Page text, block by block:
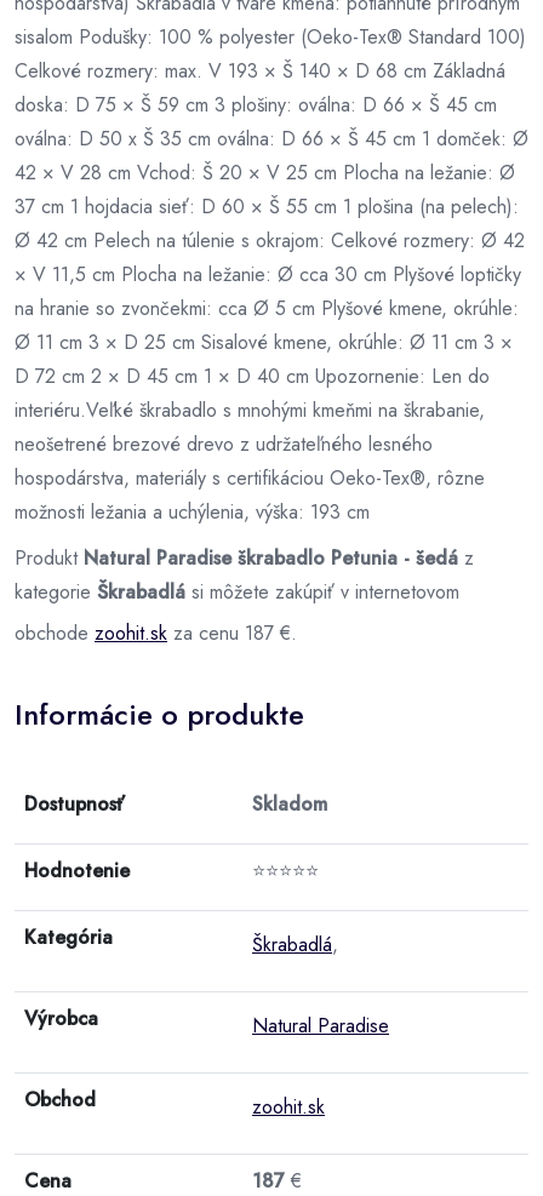
sisalom Podušky: 100 % polyester (Oeko-Tex® Standard 100)
Celkové rozmery: max. V 193 × Š 140 × D 68 cm Základná
doska: D 75 × Š 59 cm 3 plošiny: oválna: D 66 × Š 45 cm
oválna: D 50 x Š 35 cm oválna: D 66 × Š 45 cm 1 domček: Ø
42 × V 28 cm Vchod: Š 20 × V 25 cm Plocha na ležanie: Ø
37 cm 1 hojdacia sieť: D 60 × Š 55 cm 1 plošina (na pelech):
Ø 42 cm Pelech na túlenie s okrajom: Celkové rozmery: Ø 42
× V 11,5 cm Plocha na ležanie: Ø cca 30 cm Plyšové loptičky
na hranie so zvončekmi: cca Ø 5 cm Plyšové kmene, okrúhle:
Ø 11 cm 3 × D 25 cm Sisalové kmene, okrúhle: Ø 11 cm 3 ×
D 72 cm 2 × D 45 cm 1 × D 40 cm Upozornenie: Len do
interiéru.Veľké škrabadlo s mnohými kmeňmi na škrabanie,
neošetrené brezové drevo z udržateľného lesného
hospodárstva, materiály s certifikáciou Oeko-Tex®, rôzne
možnosti ležania a uchýlenia, výška: 193 cm
Produkt Natural Paradise škrabadlo Petunia - šedá z
kategorie Škrabadlá si môžete zakúpiť v internetovom
obchode zoohit.sk za cenu 187 €.
Informácie o produkte
Dostupnosť Skladom
Hodnotenie ⭐⭐⭐⭐⭐
Kategória Škrabadlá,
Výrobca Natural Paradise
Obchod zoohit.sk
Cena 187 €